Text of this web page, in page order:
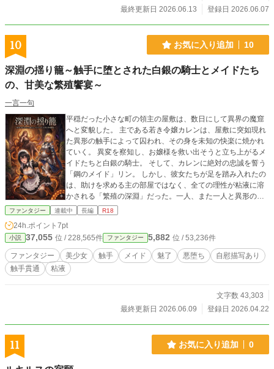
最終更新日 2026.06.13
登録日 2026.06.07
10 お気に入り追加 10
深淵の揺り籠～触手に堕とされた白銀の騎士とメイドたち
の、甘美な繁殖饗宴～
一言一句
平穏だった小さな町の領主の屋敷は、数日にして異界の魔窟
へと変貌した。 主である若き令嬢カレンは、屋敷に突如現れ
た異形の触手によって囚われ、その身を未知の快楽に焼かれ
ていく。 異変を察知し、お嬢様を救い出そうと立ち上がるメ
イドたちと白銀の騎士。 そして、カレンに絶対の忠誠を誓う
「鋼のメイド」リン。 しかし、彼女たちが足を踏み入れたの
は、助けを求める主の部屋ではなく、全ての理性が粘液に溶
かされる「繁殖の深淵」だった。一人、また一人と異形の虜
へと作り替えられ、変わり果てていく仲間たち。彼女たち
物】 カレン： 屋敷の主。触手に寄生され、屋敷を統べる「魔
女」へと覚醒する。 リン： 主人公格。鋼の意志を持つメイド
だが、最も残酷で淫らな「教育」の標的となる。 ユイ： 王国
の女騎士。強すぎるがゆえに、最高の「聖母（苗床）」とし
て選ばれてしまう。 メイドたち（メイ、マリア、レナ、マ
わりのない夜の一部にーー……」 触手で繋がれた彼女たちを
ファンタジー 連載中 長編 R18
24h.ポイント 7pt
小説 37,055 位 / 228,565件 ファンタジー 5,882 位 / 53,236件
ファンタジー 美少女 触手 メイド 魅了 悪堕ち
自慰描写あり
触手貫通
粘液
文字数 43,303
最終更新日 2026.06.09
登録日 2026.04.22
11 お気に入り追加 0